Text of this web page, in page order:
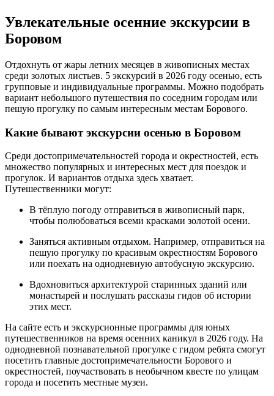
Увлекательные осенние экскурсии в
Боровом
Отдохнуть от жары летних месяцев в живописных местах
среди золотых листьев. 5 экскурсий в 2026 году осенью, есть
групповые и индивидуальные программы. Можно подобрать
вариант небольшого путешествия по соседним городам или
пешую прогулку по самым интересным местам Борового.
Какие бывают экскурсии осенью в Боровом
Среди достопримечательностей города и окрестностей, есть
множество популярных и интересных мест для поездок и
прогулок. И вариантов отдыха здесь хватает.
Путешественники могут:
В тёплую погоду отправиться в живописный парк,
чтобы полюбоваться всеми красками золотой осени.
Заняться активным отдыхом. Например, отправиться на
пешую прогулку по красивым окрестностям Борового
или поехать на однодневную автобусную экскурсию.
Вдохновиться архитектурой старинных зданий или
монастырей и послушать рассказы гидов об истории
этих мест.
На сайте есть и экскурсионные программы для юных
путешественников на время осенних каникул в 2026 году. На
однодневной познавательной прогулке с гидом ребята смогут
посетить главные достопримечательности Борового и
окрестностей, поучаствовать в необычном квесте по улицам
города и посетить местные музеи.